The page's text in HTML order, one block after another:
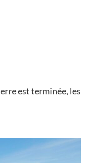
est terminée, les